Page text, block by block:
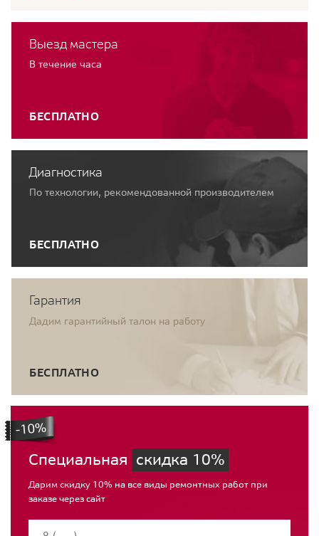
Выезд мастера
В течение часа
БЕСПЛАТНО
Диагностика
По технологии, рекомендованной производителем
БЕСПЛАТНО
Гарантия
Дадим гарантийный талон на работу
БЕСПЛАТНО
Специальная скидка 10%
Дарим скидку 10% на все виды ремонтных работ при
заказе через сайт